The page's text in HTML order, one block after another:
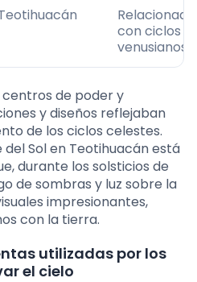
Relacionada
con ciclos
venusianos
centros de poder y
y diseños reflejaban
de los ciclos celestes.
Sol en Teotihuacán está
durante los solsticios de
de sombras y luz sobre la
impresionantes,
con la tierra.
utilizadas por los
el cielo